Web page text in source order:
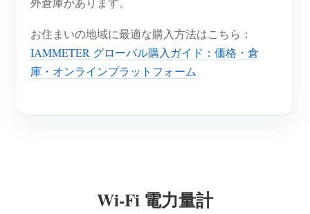
お住まいの地域に最適な購入方法はこちら：
IAMMETER グローバル購入ガイド：価格・倉
庫・オンラインプラットフォーム
Wi-Fi 電力量計